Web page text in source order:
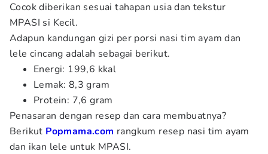
Cocok diberikan sesuai tahapan usia dan tekstur
MPASI si Kecil.
Adapun kandungan gizi per porsi nasi tim ayam dan
lele cincang adalah sebagai berikut.
Energi: 199,6 kkal
Lemak: 8,3 gram
Protein: 7,6 gram
Penasaran dengan resep dan cara membuatnya?
Berikut Popmama.com rangkum resep nasi tim ayam
dan ikan lele untuk MPASI.